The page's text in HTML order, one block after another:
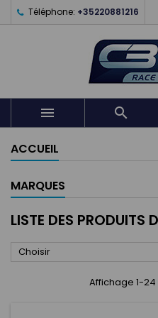
Téléphone: +35220881216
 
ACCUEIL
MARQUES
LISTE DES PRODUITS
Choisir
Affichage 1-